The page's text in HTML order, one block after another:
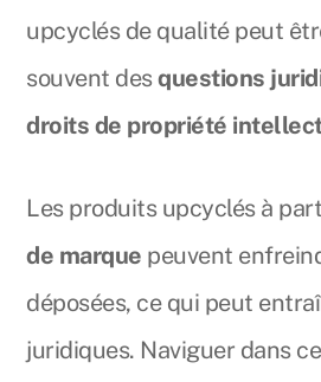
upcyclés de qualité peut
souvent desquestions
droits de propriété
Les produits upcyclés à
de marque peuvent
déposées, ce qui peut
juridiques. Naviguer dans